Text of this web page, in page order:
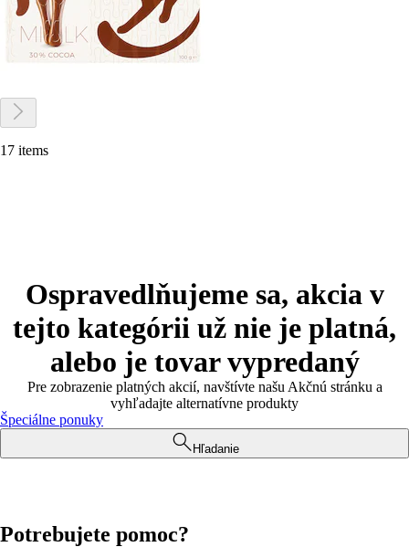
17 items
Ospravedlňujeme sa, akcia v
tejto kategórii už nie je platná,
alebo je tovar vypredaný
Pre zobrazenie platných akcií, navštívte našu Akčnú stránku a
vyhľadajte alternatívne produkty
Špeciálne ponuky
Hľadanie
Potrebujete pomoc?